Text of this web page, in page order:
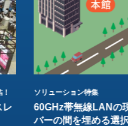
レ
ソリューション特集
60GHz帯無線LANの
バーの間を埋める選